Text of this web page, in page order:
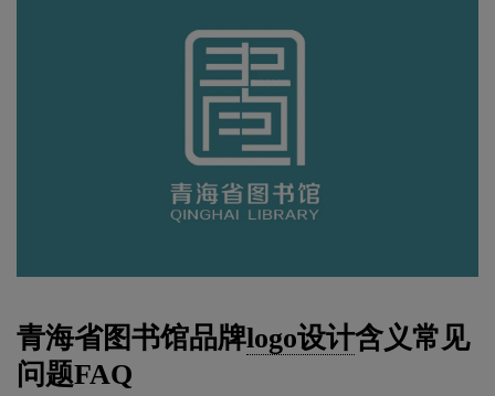
青海省图书馆品牌logo设计含义常见
问题FAQ